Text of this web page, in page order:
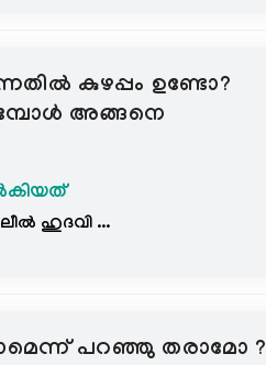
കുഴപ്പം ഉണ്ടോ?
അങ്ങനെ
ഹുദവി ...
പറഞ്ഞു തരാമോ ?